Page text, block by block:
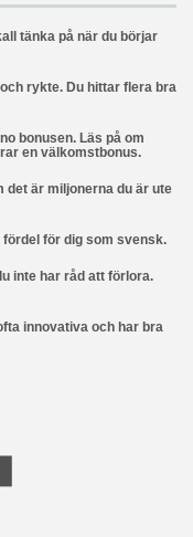
tänka på när du börjar
rykte. Du hittar flera bra
bonusen. Läs på om
en välkomstbonus.
det är miljonerna du är ute
för dig som svensk.
inte har råd att förlora.
innovativa och har bra